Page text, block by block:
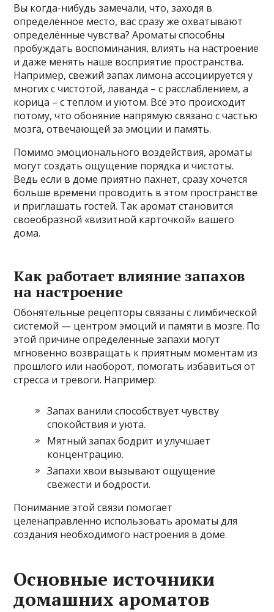
Вы когда-нибудь замечали, что, заходя в
определённое место, вас сразу же охватывают
определённые чувства? Ароматы способны
пробуждать воспоминания, влиять на настроение
и даже менять наше восприятие пространства.
Например, свежий запах лимона ассоциируется у
многих с чистотой, лаванда – с расслаблением, а
корица – с теплом и уютом. Всё это происходит
потому, что обоняние напрямую связано с частью
мозга, отвечающей за эмоции и память.
Помимо эмоционального воздействия, ароматы
могут создать ощущение порядка и чистоты.
Ведь если в доме приятно пахнет, сразу хочется
больше времени проводить в этом пространстве
и приглашать гостей. Так аромат становится
своеобразной «визитной карточкой» вашего
дома.
Как работает влияние запахов
на настроение
Обонятельные рецепторы связаны с лимбической
системой — центром эмоций и памяти в мозге. По
этой причине определённые запахи могут
мгновенно возвращать к приятным моментам из
прошлого или наоборот, помогать избавиться от
стресса и тревоги. Например:
Запах ванили способствует чувству
спокойствия и уюта.
Мятный запах бодрит и улучшает
концентрацию.
Запахи хвои вызывают ощущение
свежести и бодрости.
Понимание этой связи помогает
целенаправленно использовать ароматы для
создания необходимого настроения в доме.
Основные источники
домашних ароматов